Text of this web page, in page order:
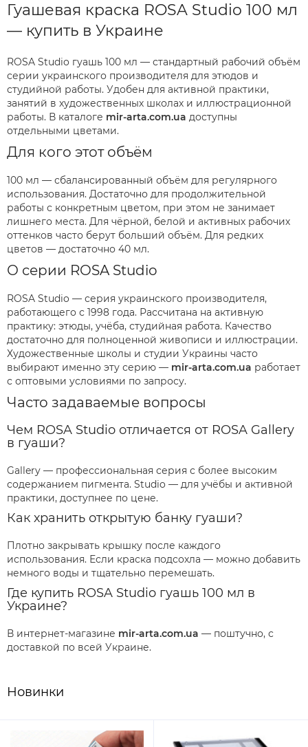
Гуашевая краска ROSA Studio 100 мл
— купить в Украине
ROSA Studio гуашь 100 мл — стандартный рабочий объём
серии украинского производителя для этюдов и
студийной работы. Удобен для активной практики,
занятий в художественных школах и иллюстрационной
работы. В каталоге mir-arta.com.ua доступны
отдельными цветами.
Для кого этот объём
100 мл — сбалансированный объём для регулярного
использования. Достаточно для продолжительной
работы с конкретным цветом, при этом не занимает
лишнего места. Для чёрной, белой и активных рабочих
оттенков часто берут больший объём. Для редких
цветов — достаточно 40 мл.
О серии ROSA Studio
ROSA Studio — серия украинского производителя,
работающего с 1998 года. Рассчитана на активную
практику: этюды, учёба, студийная работа. Качество
достаточно для полноценной живописи и иллюстрации.
Художественные школы и студии Украины часто
выбирают именно эту серию — mir-arta.com.ua работает
с оптовыми условиями по запросу.
Часто задаваемые вопросы
Чем ROSA Studio отличается от ROSA Gallery
в гуаши?
Gallery — профессиональная серия с более высоким
содержанием пигмента. Studio — для учёбы и активной
практики, доступнее по цене.
Как хранить открытую банку гуаши?
Плотно закрывать крышку после каждого
использования. Если краска подсохла — можно добавить
немного воды и тщательно перемешать.
Где купить ROSA Studio гуашь 100 мл в
Украине?
В интернет-магазине mir-arta.com.ua — поштучно, с
доставкой по всей Украине.
Новинки